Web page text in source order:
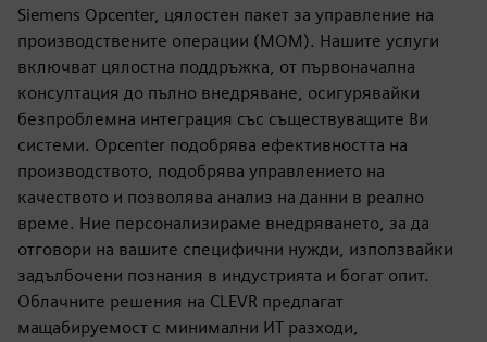
Siemens Opcenter, цялостен пакет за управление на
производствените операции (MOM). Нашите услуги
включват цялостна поддръжка, от първоначална
консултация до пълно внедряване, осигурявайки
безпроблемна интеграция със съществуващите Ви
системи. Opcenter подобрява ефективността на
производството, подобрява управлението на
качеството и позволява анализ на данни в реално
време. Ние персонализираме внедряването, за да
отговори на вашите специфични нужди, използвайки
задълбочени познания в индустрията и богат опит.
Облачните решения на CLEVR предлагат
мащабируемост с минимални ИТ разходи,